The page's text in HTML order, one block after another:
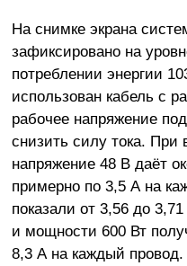
На снимке экрана
зафиксировано на
потреблении энергии
использован кабель с
рабочее напряжение
снизить силу тока. При
напряжение 48 В даёт
примерно по 3,5 А на
показали от 3,56 до
и мощности 600 Вт
8,3 А на каждый